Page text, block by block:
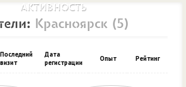
АКТИВНОСТЬ
Красноярск (5)
Последний
визит
Дата
регистрации
Опыт Рейтинг